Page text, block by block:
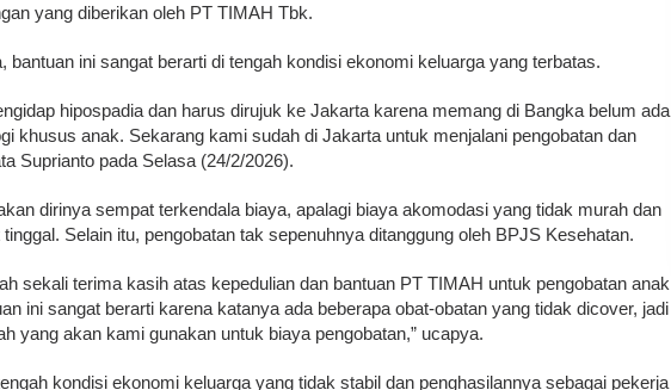
yang diberikan oleh PT TIMAH Tbk.
bantuan ini sangat berarti di tengah kondisi ekonomi keluarga yang terbatas.
hipospadia dan harus dirujuk ke Jakarta karena memang di Bangka belum ada
khusus anak. Sekarang kami sudah di Jakarta untuk menjalani pengobatan dan
Suprianto pada Selasa (24/2/2026).
dirinya sempat terkendala biaya, apalagi biaya akomodasi yang tidak murah dan
tinggal. Selain itu, pengobatan tak sepenuhnya ditanggung oleh BPJS Kesehatan.
sekali terima kasih atas kepedulian dan bantuan PT TIMAH untuk pengobatan anak
ini sangat berarti karena katanya ada beberapa obat-obatan yang tidak dicover, jadi
yang akan kami gunakan untuk biaya pengobatan,” ucapya.
kondisi ekonomi keluarga yang tidak stabil dan penghasilannya sebagai pekerja